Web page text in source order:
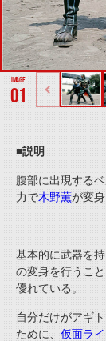
01
■説明
腹部に出現する
力で木野薫が変身
基本的に武器を
の変身を行うこ
優れている。
自分だけがアギト
ために、 仮面ラ